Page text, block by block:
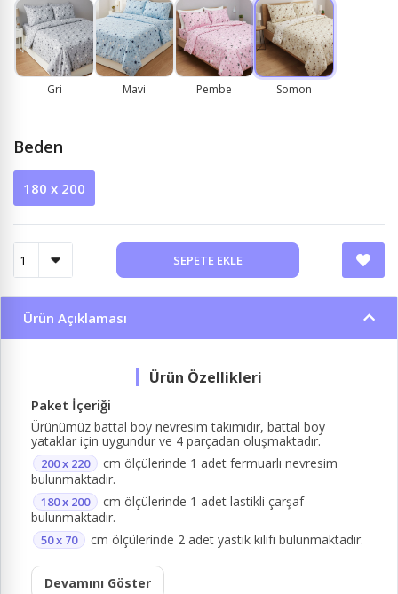
Gri Mavi Pembe Somon
Beden
180 x 200
SEPETE EKLE
Ürün Açıklaması
Paket İçeriği
Ürünümüz battal boy nevresim takımıdır, battal boy
yataklar için uygundur ve 4 parçadan oluşmaktadır.
200 x 220
cm ölçülerinde 1 adet fermuarlı nevresim
bulunmaktadır.
180 x 200
cm ölçülerinde 1 adet lastikli çarşaf
bulunmaktadır.
50 x 70 cm ölçülerinde 2 adet yastık kılıfı bulunmaktadır.
Devamını Göster